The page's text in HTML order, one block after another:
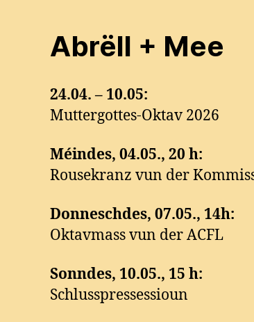
Abrëll + Mee
24.04. – 10.05:
Muttergottes-Oktav 2026
Méindes, 04.05., 20 h:
Rousekranz vun der
Donneschdes, 07.05., 14h:
Oktavmass vun der ACFL
Sonndes, 10.05., 15 h:
Schlusspressessioun